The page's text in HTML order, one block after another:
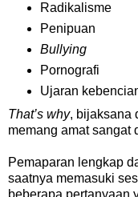
Radikalisme
Penipuan
Bullying
Pornografi
Ujaran
That’s why, bijaksana
memang amat sangat
Pemaparan lengkap
saatnya memasuki
beberapa pertanyaan